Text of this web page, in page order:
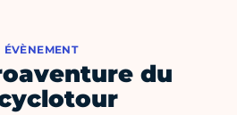
ÉVÈNEMENT
du